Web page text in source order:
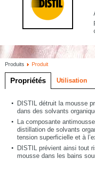
d'accueil
Produits Produit
Propriétés Utilisation
DISTIL détruit la mousse
dans des solvants
La composante
distillation de solvants
tension superficielle et à
DISTIL prévient ainsi tout
mousse dans les bains